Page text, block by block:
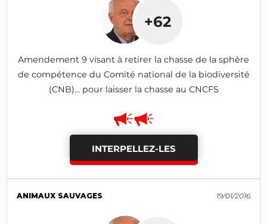
+62
Amendement 9 visant à retirer la chasse de la sphère
de compétence du Comité national de la biodiversité
(CNB)... pour laisser la chasse au CNCFS
INTERPELLEZ-LES
ANIMAUX SAUVAGES 19/01/2016